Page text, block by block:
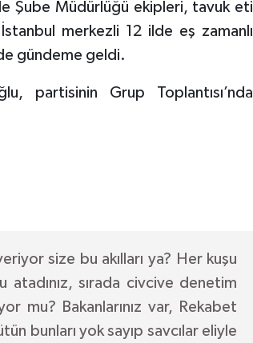
Şube Müdürlüğü ekipleri, tavuk eti
merkezli 12 ilde eş zamanlı
gündeme geldi.
partisinin Grup Toplantısı’nda
size bu akılları ya? Her kuşu
atadınız, sırada civcive denetim
mu? Bakanlarınız var, Rekabet
bunları yok sayıp savcılar eliyle